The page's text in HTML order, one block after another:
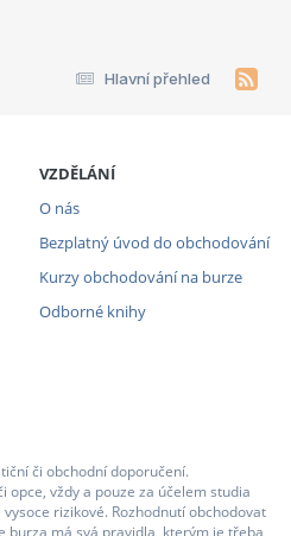
Hlavní přehled
VZDĚLÁNÍ
O nás
Bezplatný úvod do obchodování
Kurzy obchodování na burze
Odborné knihy
či obchodní doporučení.
vždy a pouze za účelem studia
rizikové. Rozhodnutí obchodovat
burza má svá pravidla, kterým je třeba